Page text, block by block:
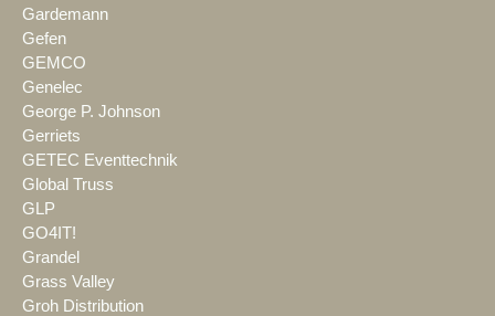
Gardemann
Gefen
GEMCO
Genelec
George P. Johnson
Gerriets
GETEC Eventtechnik
Global Truss
GLP
GO4IT!
Grandel
Grass Valley
Groh Distribution